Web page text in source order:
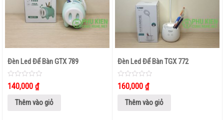
Đèn Led Để Bàn GTX 789
0
out
140,000₫
Thêm vào giỏ
Đèn Led Để Bàn TGX 772
0
out
160,000 ₫
Thêm vào giỏ